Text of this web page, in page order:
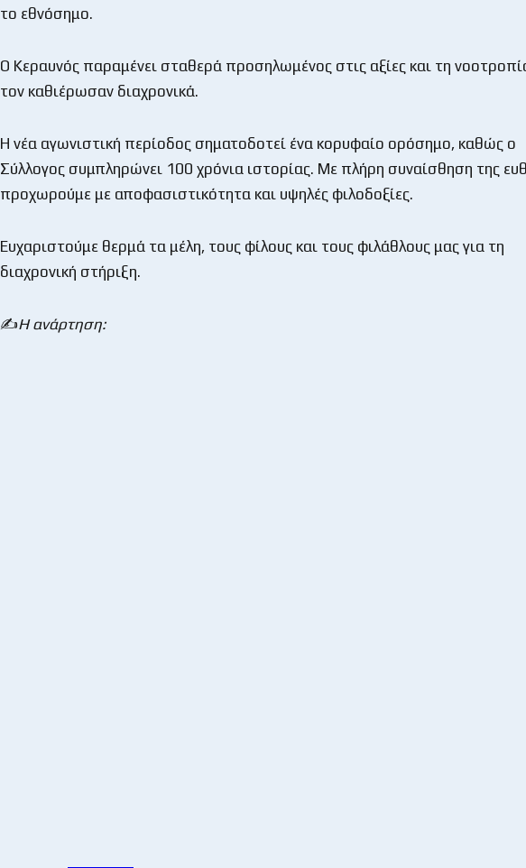
το εθνόσημο.
Ο Κεραυνός παραμένει σταθερά προσηλωμένος στις αξίες και τη
τον καθιέρωσαν διαχρονικά.
Η νέα αγωνιστική περίοδος σηματοδοτεί ένα κορυφαίο ορόσημο, καθώς ο
Σύλλογος συμπληρώνει 100 χρόνια ιστορίας. Με πλήρη συναίσθηση της
προχωρούμε με αποφασιστικότητα και υψηλές φιλοδοξίες.
Ευχαριστούμε θερμά τα μέλη, τους φίλους και τους φιλάθλους μας για τη
διαχρονική στήριξη.
✍️Η ανάρτηση: